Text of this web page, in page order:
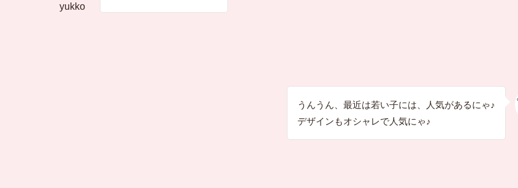
yukko
うんうん、最近は若い子には、人気があるにゃ♪
デザインもオシャレで人気にゃ♪